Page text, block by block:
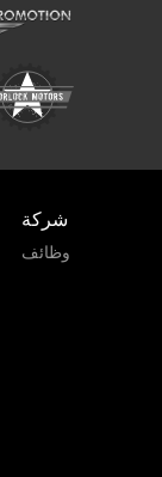
شركة
وظائف